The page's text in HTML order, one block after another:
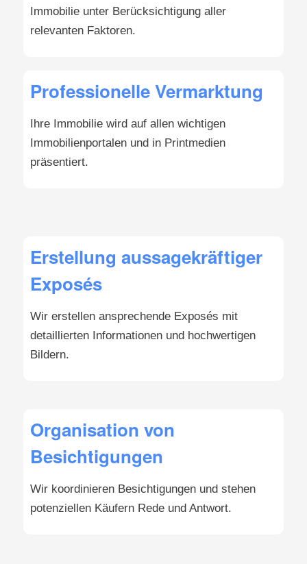
Immobilie unter Berücksichtigung aller
relevanten Faktoren.
Professionelle Vermarktung
Ihre Immobilie wird auf allen wichtigen
Immobilienportalen und in Printmedien
präsentiert.
Erstellung aussagekräftiger
Exposés
Wir erstellen ansprechende Exposés mit
detaillierten Informationen und hochwertigen
Bildern.
Organisation von
Besichtigungen
Wir koordinieren Besichtigungen und stehen
potenziellen Käufern Rede und Antwort.